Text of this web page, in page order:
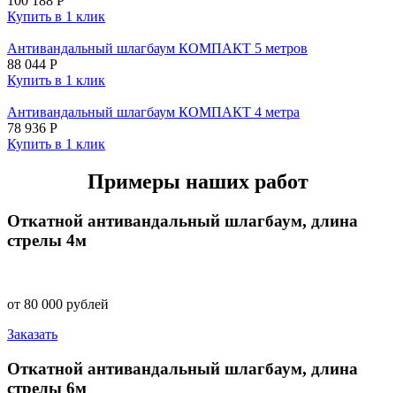
Купить в 1 клик
Антивандальный шлагбаум КОМПАКТ 5 метров
88 044 Р
Купить в 1 клик
Антивандальный шлагбаум КОМПАКТ 4 метра
78 936 Р
Купить в 1 клик
Примеры наших работ
Откатной антивандальный шлагбаум, длина
стрелы 4м
от 80 000 рублей
Заказать
Откатной антивандальный шлагбаум, длина
стрелы 6м